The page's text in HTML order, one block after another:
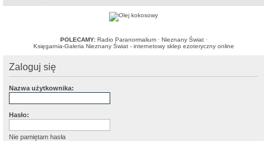
POLECAMY: Radio Paranormalium· Nieznany Świat·
Księgarnia-Galeria Nieznany Świat - internetowy sklep ezoteryczny online
Zaloguj się
Nazwa użytkownika:
Hasło:
Nie pamiętam hasła